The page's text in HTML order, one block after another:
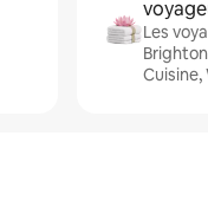
Les
Cuisine,